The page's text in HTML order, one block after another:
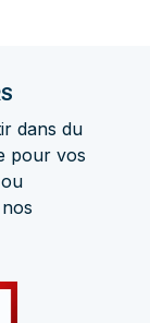
dans du
pour vos